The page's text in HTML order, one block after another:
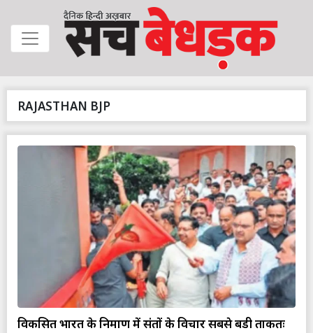
RAJASTHAN BJP
विकसित भारत के निर्माण में संतों के विचार सबसे बडी ताकतः